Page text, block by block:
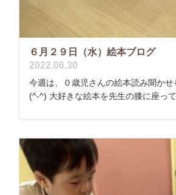
６月２９日（水）絵本ブログ
2022.06.30
今週は、０歳児さんの絵本読み聞かせ
(^-^) 大好きな絵本を先生の膝に座って